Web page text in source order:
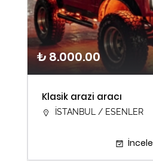
₺ 8.000.00
Klasik arazi aracı
İSTANBUL / ESENLER
İncele